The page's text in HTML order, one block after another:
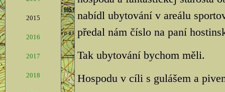
2015
2016
2017
2018
nabídl ubytování v areálu
předal nám číslo na paní
Tak ubytování bychom měli.
Hospodu v cíli s gulášem a